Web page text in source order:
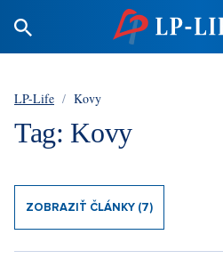
LP-Life / Kovy
Tag: Kovy
ZOBRAZIŤ ČLÁNKY (7)